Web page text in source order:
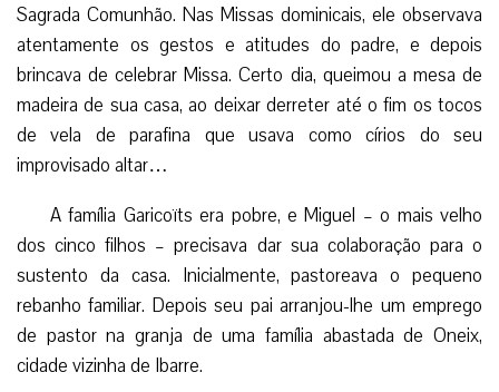
Sagrada Comunhão. Nas Missas dominicais, ele observava
atentamente os gestos e atitudes do padre, e depois
brincava de celebrar Missa. Certo dia, queimou a mesa de
madeira de sua casa, ao deixar derreter até o fim os tocos
de vela de parafina que usava como círios do seu
improvisado altar…
A família Garicoïts era pobre, e Miguel – o mais velho
dos cinco filhos – precisava dar sua colaboração para o
sustento da casa. Inicialmente, pastoreava o pequeno
rebanho familiar. Depois seu pai arranjou-lhe um emprego
de pastor na granja de uma família abastada de Oneix,
cidade vizinha de Ibarre.